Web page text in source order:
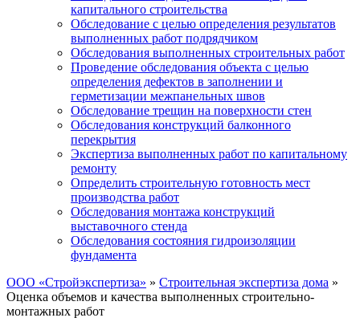
капитального строительства
Обследование с целью определения результатов
выполненных работ подрядчиком
Обследования выполненных строительных работ
Проведение обследования объекта с целью
определения дефектов в заполнении и
герметизации межпанельных швов
Обследование трещин на поверхности стен
Обследования конструкций балконного
перекрытия
Экспертиза выполненных работ по капитальному
ремонту
Определить строительную готовность мест
производства работ
Обследования монтажа конструкций
выставочного стенда
Обследования состояния гидроизоляции
фундамента
ООО «Стройэкспертиза» » Строительная экспертиза дома »
Оценка объемов и качества выполненных строительно-
монтажных работ